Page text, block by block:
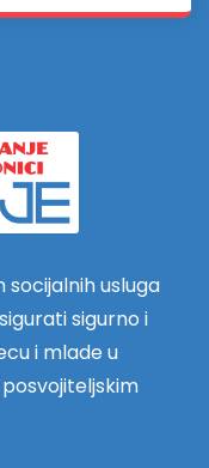
usluga
sigurno i
i mlade u